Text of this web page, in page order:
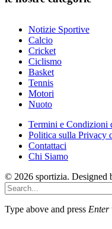
Notizie Sportive
Calcio
Cricket
Ciclismo
Basket
Tennis
Motori
Nuoto
Termini e Condizioni
Politica sulla Privacy
Contattaci
Chi Siamo
© 2026 sportizia. Designed
Type above and press Enter